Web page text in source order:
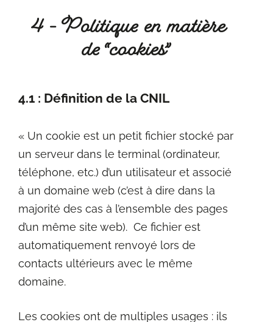
4 - Politique en matière
de “cookies”
4.1 : Définition de la CNIL
« Un cookie est un petit fichier stocké par
un serveur dans le terminal (ordinateur,
téléphone, etc.) d’un utilisateur et associé
à un domaine web (c’est à dire dans la
majorité des cas à l’ensemble des pages
d’un même site web). Ce fichier est
automatiquement renvoyé lors de
contacts ultérieurs avec le même
domaine.
Les cookies ont de multiples usages : ils